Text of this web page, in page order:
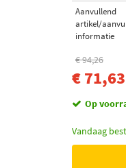
Aanvullend
artikel/
informatie
€ 94,26
€ 71,63
Op
Vandaag